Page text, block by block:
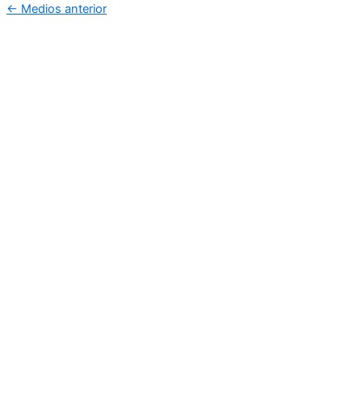
← Medios anterior